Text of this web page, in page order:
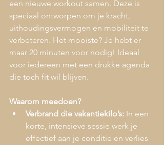
een nieuwe workout samen. Deze is
speciaal ontworpen om je kracht,
uithoudingsvermogen en mobiliteit te
verbeteren. Het mooiste? Je hebt er
maar 20 minuten voor nodig! Ideaal
voor iedereen met een drukke agenda
die toch fit wil blijven.
Waarom meedoen?
Verbrand die vakantiekilo’s: In een
korte, intensieve sessie werk je
effectief aan je conditie en verlies